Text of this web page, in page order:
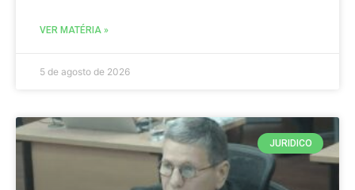
VER MATÉRIA »
5 de agosto de 2026
JURIDICO